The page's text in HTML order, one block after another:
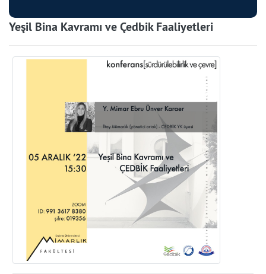
Yeşil Bina Kavramı ve Çedbik Faaliyetleri